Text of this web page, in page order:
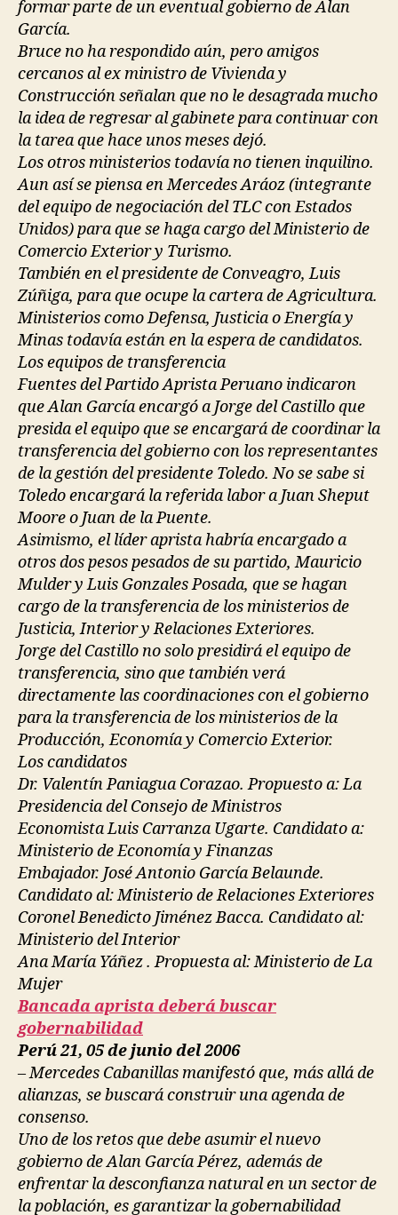
formar parte de un eventual gobierno de Alan
García.
Bruce no ha respondido aún, pero amigos
cercanos al ex ministro de Vivienda y
Construcción señalan que no le desagrada mucho
la idea de regresar al gabinete para continuar con
la tarea que hace unos meses dejó.
Los otros ministerios todavía no tienen inquilino.
Aun así se piensa en Mercedes Aráoz (integrante
del equipo de negociación del TLC con Estados
Unidos) para que se haga cargo del Ministerio de
Comercio Exterior y Turismo.
También en el presidente de Conveagro, Luis
Zúñiga, para que ocupe la cartera de Agricultura.
Ministerios como Defensa, Justicia o Energía y
Minas todavía están en la espera de candidatos.
Los equipos de transferencia
Fuentes del Partido Aprista Peruano indicaron
que Alan García encargó a Jorge del Castillo que
presida el equipo que se encargará de coordinar la
transferencia del gobierno con los representantes
de la gestión del presidente Toledo. No se sabe si
Toledo encargará la referida labor a Juan Sheput
Moore o Juan de la Puente.
Asimismo, el líder aprista habría encargado a
otros dos pesos pesados de su partido, Mauricio
Mulder y Luis Gonzales Posada, que se hagan
cargo de la transferencia de los ministerios de
Justicia, Interior y Relaciones Exteriores.
Jorge del Castillo no solo presidirá el equipo de
transferencia, sino que también verá
directamente las coordinaciones con el gobierno
para la transferencia de los ministerios de la
Producción, Economía y Comercio Exterior.
Los candidatos
Dr. Valentín Paniagua Corazao. Propuesto a: La
Presidencia del Consejo de Ministros
Economista Luis Carranza Ugarte. Candidato a:
Ministerio de Economía y Finanzas
Embajador. José Antonio García Belaunde.
Candidato al: Ministerio de Relaciones Exteriores
Coronel Benedicto Jiménez Bacca. Candidato al:
Ministerio del Interior
Ana María Yáñez . Propuesta al: Ministerio de La
Mujer
Bancada aprista deberá buscar
gobernabilidad
Perú 21, 05 de junio del 2006
– Mercedes Cabanillas manifestó que, más allá de
alianzas, se buscará construir una agenda de
consenso.
Uno de los retos que debe asumir el nuevo
gobierno de Alan García Pérez, además de
enfrentar la desconfianza natural en un sector de
la población, es garantizar la gobernabilidad